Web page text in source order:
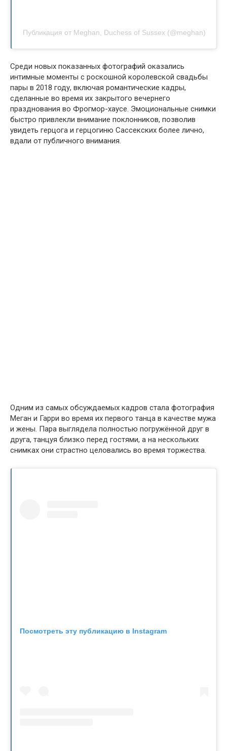
Публикация от Meghan, Duchess of Sussex (@meghan)
Среди новых показанных фотографий оказались
интимные моменты с роскошной королевской свадьбы
пары в 2018 году, включая романтические кадры,
сделанные во время их закрытого вечернего
празднования во Фрогмор-хаусе. Эмоциональные снимки
быстро привлекли внимание поклонников, позволив
увидеть герцога и герцогиню Сассекских более лично,
вдали от публичного внимания.
Одним из самых обсуждаемых кадров стала фотография
Меган и Гарри во время их первого танца в качестве мужа
и жены. Пара выглядела полностью погружённой друг в
друга, танцуя близко перед гостями, а на нескольких
снимках они страстно целовались во время торжества.
Посмотреть эту публикацию в Instagram